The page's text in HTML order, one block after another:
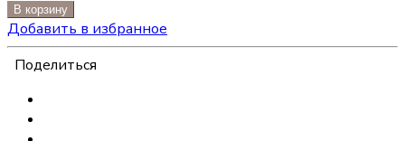
В корзину
Добавить в избранное
Поделиться